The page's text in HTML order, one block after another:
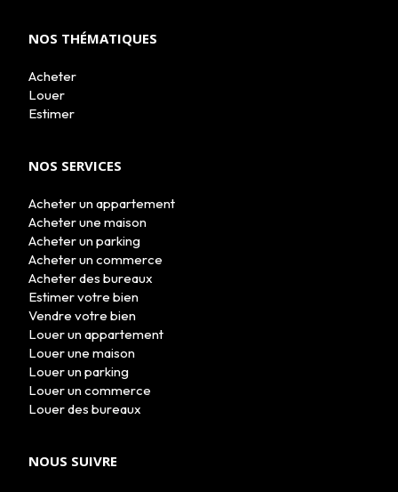
NOS THÉMATIQUES
Acheter
Louer
Estimer
NOS SERVICES
Acheter un appartement
Acheter une maison
Acheter un parking
Acheter un commerce
Acheter des bureaux
Estimer votre bien
Vendre votre bien
Louer un appartement
Louer une maison
Louer un parking
Louer un commerce
Louer des bureaux
NOUS SUIVRE